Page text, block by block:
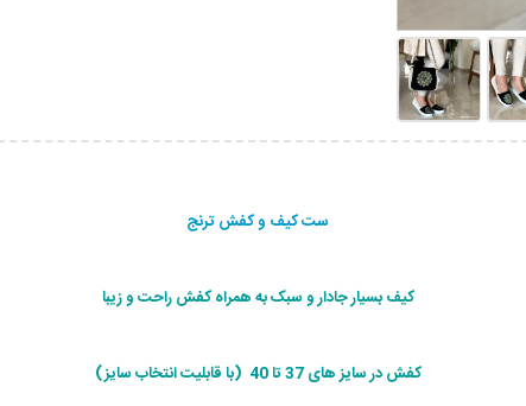
ست کیف و کفش ترنج
کيف بسيار جادار و سبک به همراه کفش راحت و زیبا
کفش در سایز های 37 تا 40 (با قابليت انتخاب سايز)